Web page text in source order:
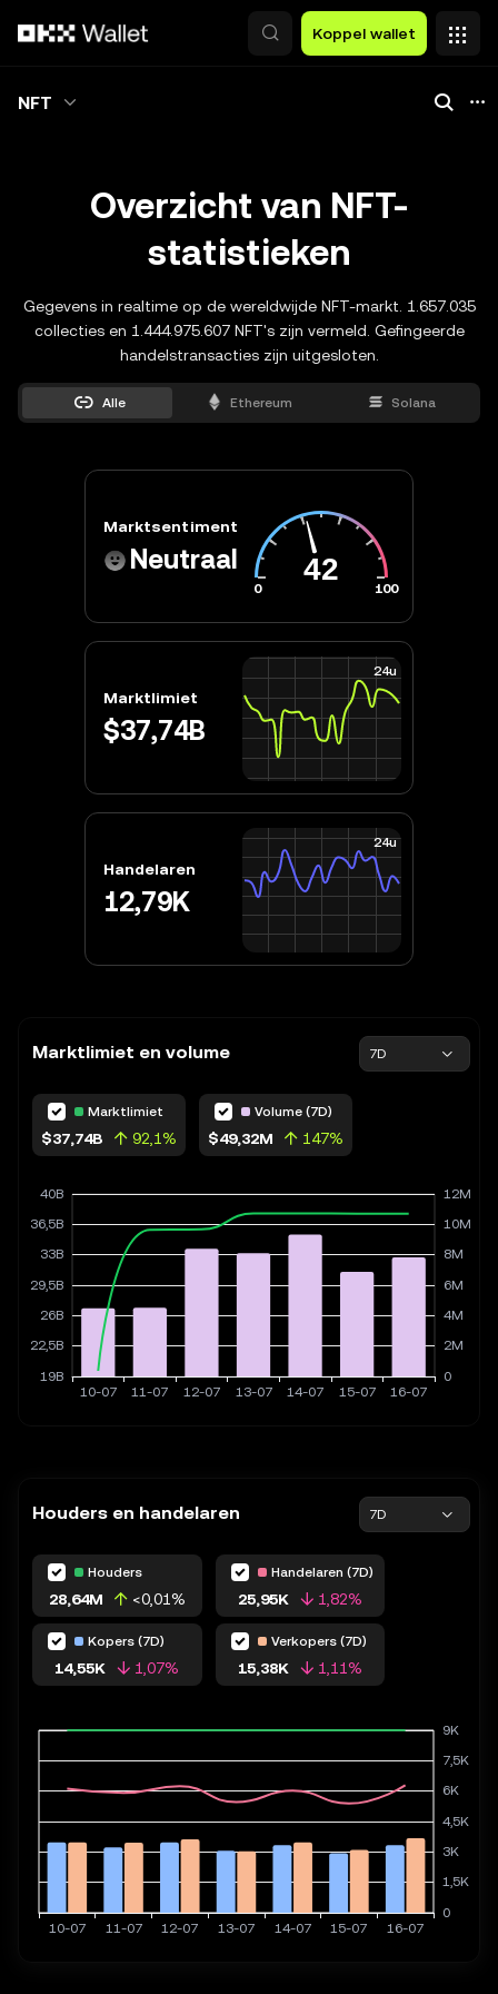
Koppel wallet
NFT
Overzicht van NFT-
statistieken
Gegevens in realtime op de wereldwijde NFT-markt. 1.657.035
collecties en 1.444.975.607 NFT's zijn vermeld. Gefingeerde
handelstransacties zijn uitgesloten.
Alle Ethereum Solana
Marktsentiment
Neutraal
0 100
Marktlimiet
$37,74B
24u
Handelaren
12,79K
24u
Marktlimiet en volume 7D
Marktlimiet
$37,74B 92,1%
Volume (7D)
$49,32M 147%
Houders en handelaren 7D
Houders
28,64M <0,01%
Handelaren (7D)
25,95K 1,82%
Kopers (7D)
14,55K 1,07%
Verkopers (7D)
15,38K 1,11%